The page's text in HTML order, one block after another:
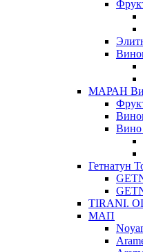
МАРАН
Вино
Гетнатун
TIRANI.
МАП